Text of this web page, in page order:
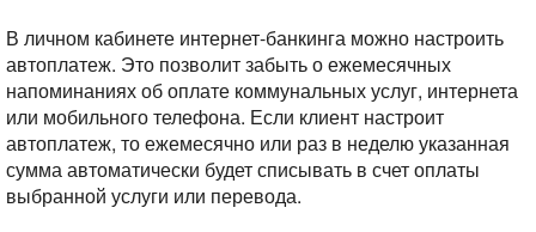
В личном кабинете интернет-банкинга можно настроить
автоплатеж. Это позволит забыть о ежемесячных
напоминаниях об оплате коммунальных услуг, интернета
или мобильного телефона. Если клиент настроит
автоплатеж, то ежемесячно или раз в неделю указанная
сумма автоматически будет списывать в счет оплаты
выбранной услуги или перевода.